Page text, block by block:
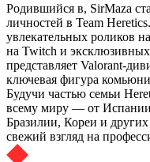
Родившийся в, SirMaza
личностей в Team
увлекательных роликов
на Twitch и
представляет
ключевая фигура
Будучи частью семьи
всему миру — от
Бразилии, Кореи и
свежий взгляд на